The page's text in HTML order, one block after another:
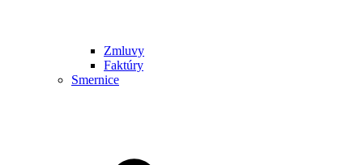
Zmluvy
Faktúry
Smernice